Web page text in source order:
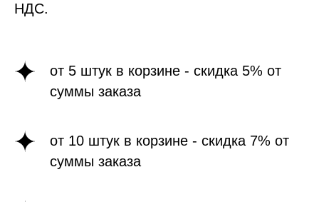
НДС.
от 5 штук в корзине - скидка 5% от
суммы заказа
от 10 штук в корзине - скидка 7% от
суммы заказа